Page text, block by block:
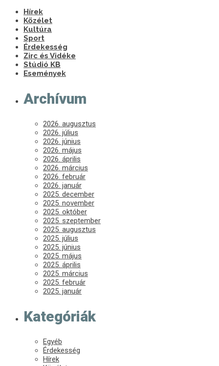
Hírek
Közélet
Kultúra
Sport
Érdekesség
Zirc és Vidéke
Stúdió KB
Események
Archívum
2026. augusztus
2026. július
2026. június
2026. május
2026. április
2026. március
2026. február
2026. január
2025. december
2025. november
2025. október
2025. szeptember
2025. augusztus
2025. július
2025. június
2025. május
2025. április
2025. március
2025. február
2025. január
Kategóriák
Egyéb
Érdekesség
Hírek